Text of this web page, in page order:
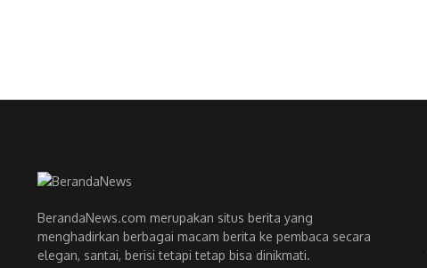
BerandaNews.com merupakan situs berita yang
menghadirkan berbagai macam berita ke pembaca secara
elegan, santai, berisi tetapi tetap bisa dinikmati.